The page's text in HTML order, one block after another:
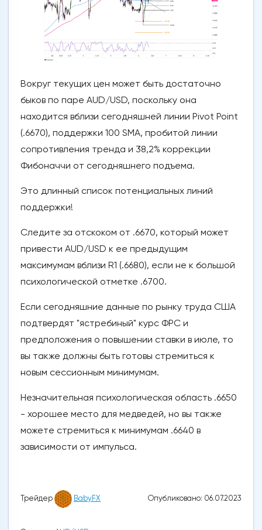
Вокруг текущих цен может быть достаточно
быков по паре AUD/USD, поскольку она
находится вблизи сегодняшней линии Pivot Point
(.6670), поддержки 100 SMA, пробитой линии
сопротивления тренда и 38,2% коррекции
Фибоначчи от сегодняшнего подъема.
Это длинный список потенциальных линий
поддержки!
Следите за отскоком от .6670, который может
привести AUD/USD к ее предыдущим
максимумам вблизи R1 (.6680), если не к большой
психологической отметке .6700.
Если сегодняшние данные по рынку труда США
подтвердят "ястребиный" курс ФРС и
предположения о повышении ставки в июле, то
вы также должны быть готовы стремиться к
новым сессионным минимумам.
Незначительная психологическая область .6650
- хорошее место для медведей, но вы также
можете стремиться к минимумам .6640 в
зависимости от импульса.
Трейдер BabyFX Опубликовано: 06.07.2023